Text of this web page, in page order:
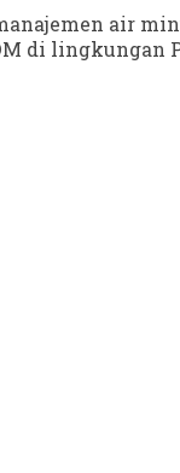
air
di lingkungan